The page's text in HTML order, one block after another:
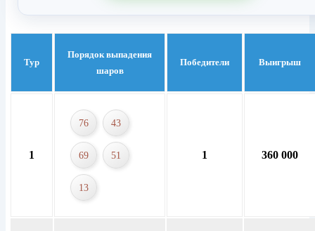
Тур
Порядок выпадения
шаров
Победители Выигрыш
1
76 43
69 51
13
1 360 000